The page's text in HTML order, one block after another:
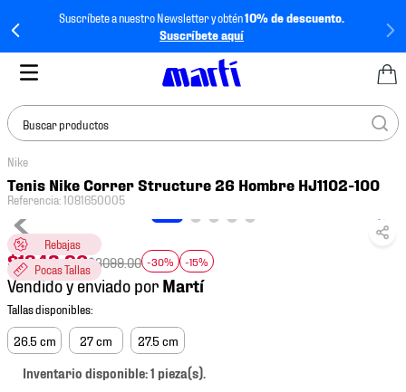
Suscríbete a nuestro Newsletter y obtén10% de descuento.
Suscríbete aquí
Buscar productos
Nike
Tenis Nike Correr Structure 26 Hombre HJ1102-100
Referencia:1081650005
Rebajas
Pocas Tallas
$1843.90$3099.00 -30% -15%
Vendido y enviado por
26.5 cm 27 cm 27.5 cm
Inventario disponible: 1 pieza(s).
TÉRMINOS MÁS
BUSCADOS
1.
2.
tenis hombre
3.
tenis
4.
tenis futbol
5.
jersey
6.
mochila